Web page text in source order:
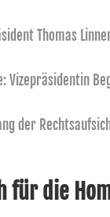
Thomas
der
für die